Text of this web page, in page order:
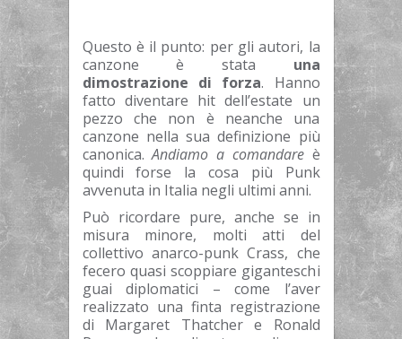
Questo è il punto: per gli autori, la
canzone è stata una
dimostrazione di forza. Hanno
fatto diventare hit dell’estate un
pezzo che non è neanche una
canzone nella sua definizione più
canonica.Andiamo a comandareè
quindi forse la cosa più Punk
avvenuta in Italia negli ultimi anni.
Può ricordare pure, anche se in
misura minore, molti atti del
collettivo anarco-punk Crass, che
fecero quasi scoppiare giganteschi
guai diplomatici – come l’aver
realizzato una finta registrazione
di Margaret Thatcher e Ronald